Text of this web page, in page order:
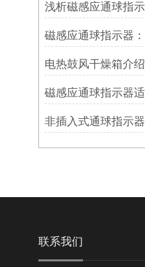
电热鼓风干燥箱介绍
联系我们